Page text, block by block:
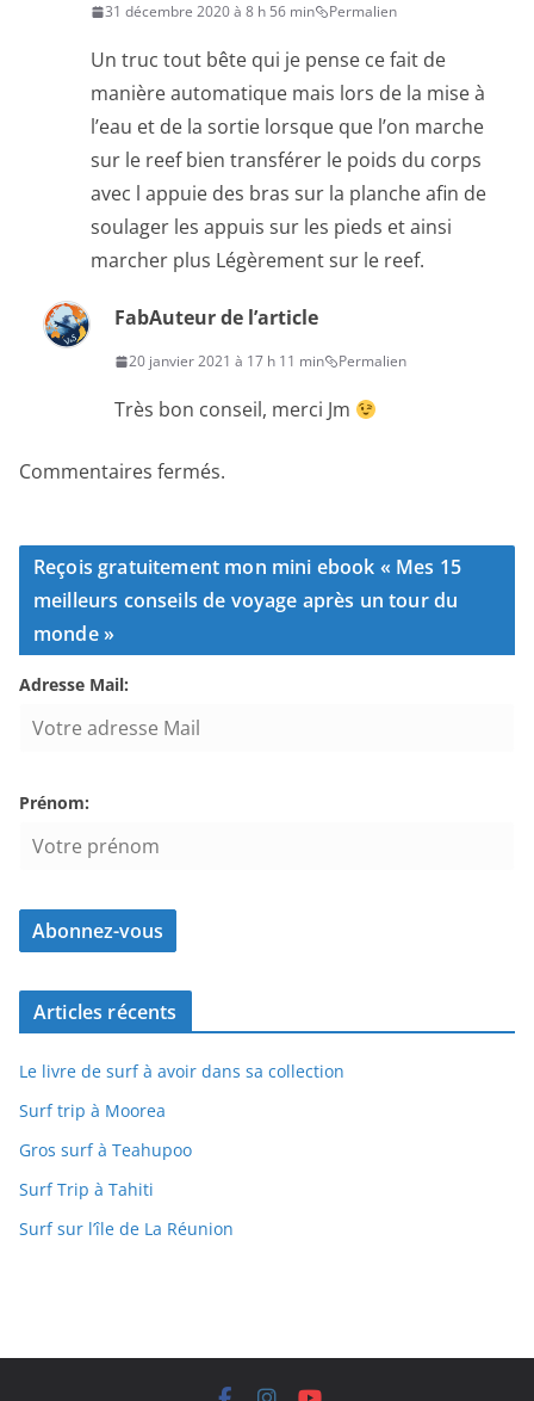
31 décembre 2020 à 8 h 56 min Permalien
Un truc tout bête qui je pense ce fait de
manière automatique mais lors de la mise à
l’eau et de la sortie lorsque que l’on marche
sur le reef bien transférer le poids du corps
avec l appuie des bras sur la planche afin de
soulager les appuis sur les pieds et ainsi
marcher plus Légèrement sur le reef.
FabAuteur de l’article
20 janvier 2021 à 17 h 11 min Permalien
Très bon conseil, merci Jm
Commentaires fermés.
Reçois gratuitement mon mini ebook « Mes 15
meilleurs conseils de voyage après un tour du
monde »
Adresse Mail:
Prénom:
Articles récents
Le livre de surf à avoir dans sa collection
Surf trip à Moorea
Gros surf à Teahupoo
Surf Trip à Tahiti
Surf sur l’île de La Réunion